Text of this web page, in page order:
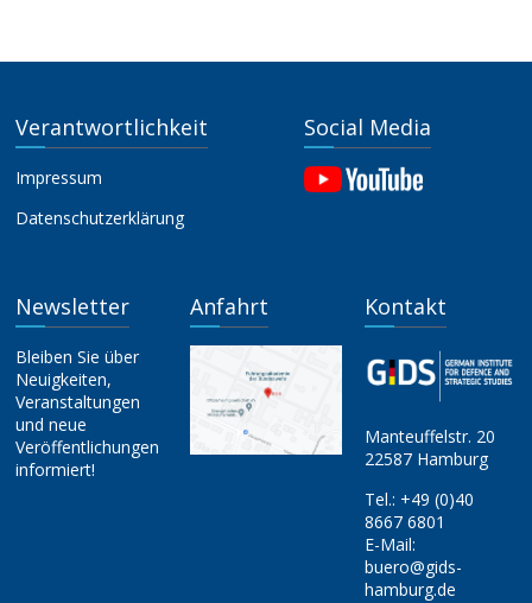
Verantwortlichkeit
Impressum
Datenschutzerklärung
Social Media
Newsletter
Bleiben Sie über
Neuigkeiten,
Veranstaltungen
und neue
Veröffentlichungen
informiert!
Anfahrt Kontakt
Manteuffelstr. 20
22587 Hamburg
Tel.: +49 (0)40
8667 6801
E-Mail:
buero@gids-
hamburg.de